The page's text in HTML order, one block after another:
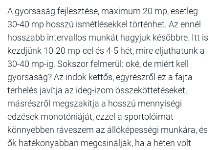
A gyorsaság fejlesztése, maximum 20 mp, esetleg
30-40 mp hosszú ismétlésekkel történhet. Az ennél
hosszabb intervallos munkát hagyjuk későbbre. Itt is
kezdjünk 10-20 mp-cel és 4-5 hét, mire eljuthatunk a
30-40 mp-ig. Sokszor felmerül: oké, de miért kell
gyorsaság? Az indok kettős, egyrészről ez a fajta
terhelés javítja az ideg-izom összeköttetéseket,
másrészről megszakítja a hosszú mennyiségi
edzések monotóniáját, ezzel a sportolóimat
könnyebben ráveszem az állóképességi munkára, és
ők hatékonyabban megcsinálják, ha a héten volt